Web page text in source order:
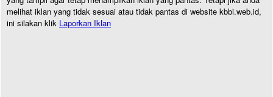
melihat iklan yang tidak sesuai atau tidak pantas di website kbbi.web.id,
ini silakan klik Laporkan Iklan